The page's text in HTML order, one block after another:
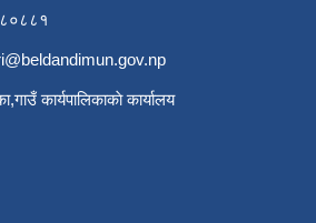
कार्यपालिकाकाे कार्यालय